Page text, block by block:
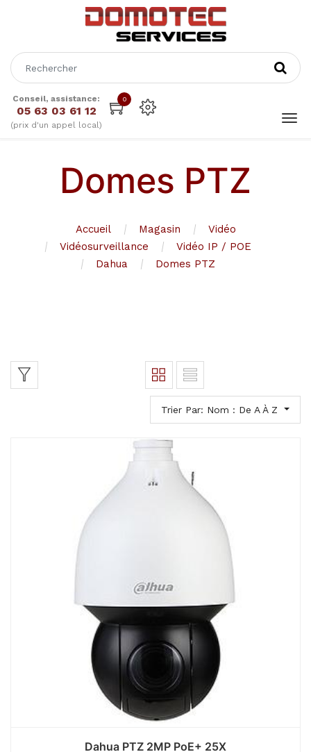
Conseil, assistance:
05 63 03 61 12
(prix d'un appel local)
0
Domes PTZ
Accueil Magasin
Vidéo
Vidéosurveillance
Vidéo IP / POE
Dahua
Domes PTZ
Trier Par: Nom : De A À Z
Dahua PTZ 2MP PoE+ 25X